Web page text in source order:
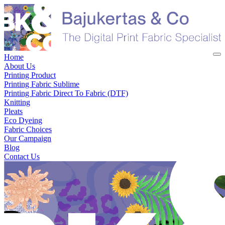
Home
About Us
Printing Product
Printing Fabric Sublime
Printing Fabric Direct To Fabric (DTF)
Knitting
Pleats
Eco Dyeing
Fabric Choices
Our Campaign
Blog
Contact Us